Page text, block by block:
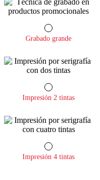
Grabado grande
Impresión 2 tintas
Impresión 4 tintas